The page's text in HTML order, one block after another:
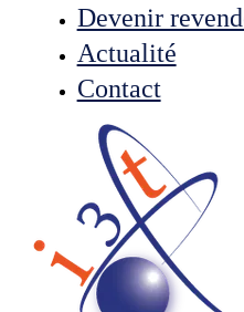
Devenir
Actualité
Contact